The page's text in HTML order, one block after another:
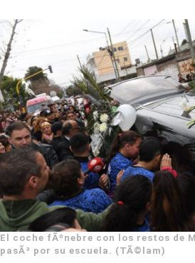
El coche fÃºnebre con los restos de
pasÃ³ por su escuela. (TÃ©lam)